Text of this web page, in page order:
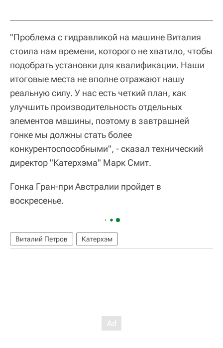
"Проблема с гидравликой на машине Виталия
стоила нам времени, которого не хватило, чтобы
подобрать установки для квалификации. Наши
итоговые места не вполне отражают нашу
реальную силу. У нас есть четкий план, как
улучшить производительность отдельных
элементов машины, поэтому в завтрашней
гонке мы должны стать более
конкурентоспособными", - сказал технический
директор "Катерхэма" Марк Смит.
Гонка Гран-при Австралии пройдет в
воскресенье.
Виталий Петров Катерхэм